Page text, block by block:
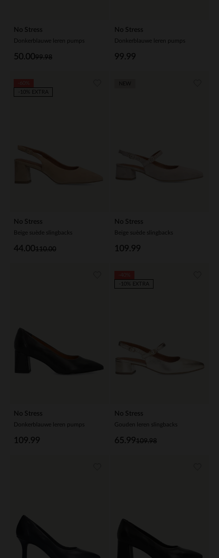
No Stress
Donkerblauwe leren pumps
99.98
50.00
No Stress
Donkerblauwe leren pumps
99.99
No Stress
Beige suède slingbacks
110.00
44.00
-10% EXTRA
No Stress
Beige suède slingbacks
109.99
No Stress
Donkerblauwe leren pumps
109.99
No Stress
Gouden leren slingbacks
109.98
65.99
-10% EXTRA